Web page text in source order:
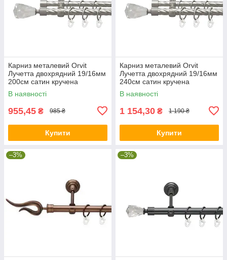
Карниз металевий Orvit
Лучетта двохрядний 19/16мм
200см сатин кручена
В наявності
955,45 ₴ 985 ₴
Купити
Карниз металевий Orvit
Лучетта двохрядний 19/16мм
240см сатин кручена
В наявності
1 154,30 ₴ 1 190 ₴
Купити
–3% –3%